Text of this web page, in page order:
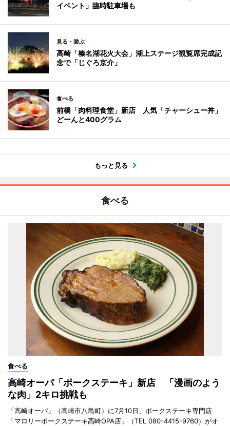
イベント」臨時駐車場も
見る・遊ぶ
高崎「榛名湖花火大会」湖上ステージ観覧席完成記
念で「じぐろ京介」
食べる
前橋「肉料理食堂」新店 人気「チャーシュー丼」
どーんと400グラム
もっと見る
食べる
食べる
高崎オーパ「ポークステーキ」新店 「漫画のよう
な肉」2キロ挑戦も
「高崎オーパ」（高崎市八島町）に7月10日、ポークステーキ専門店
「マロリーポークステーキ高崎OPA店」（TEL 080-4415-9760）がオ